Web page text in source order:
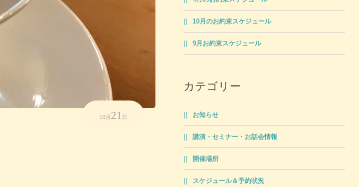
10月 21 日
10月のお約束スケジュール
9月お約束スケジュール
カテゴリー
お知らせ
講演・セミナー・お話会情報
開催場所
スケジュール＆予約状況